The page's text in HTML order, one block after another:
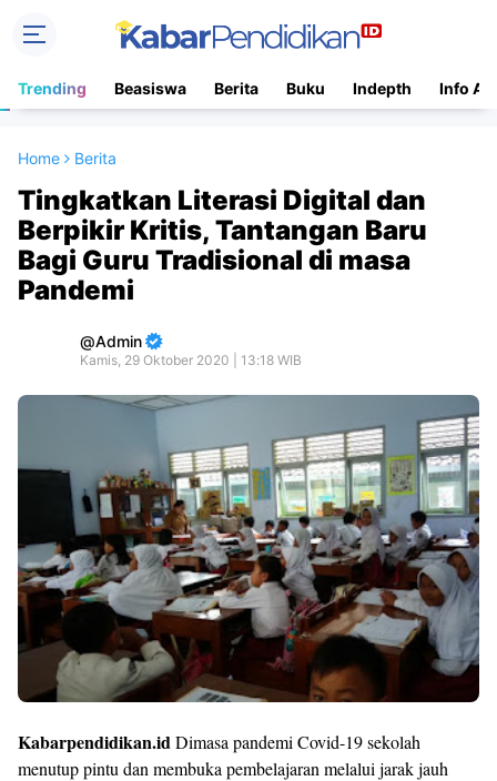
Trending Beasiswa Berita Buku Indepth Info
Home Berita
Tingkatkan Literasi Digital dan
Berpikir Kritis, Tantangan Baru
Bagi Guru Tradisional di masa
Pandemi
Admin
Kamis, 29 Oktober 2020 | 13:18 WIB
Kabarpendidikan.idDimasa pandemi Covid-19 sekolah
menutup pintu dan membuka pembelajaran melalui jarak jauh